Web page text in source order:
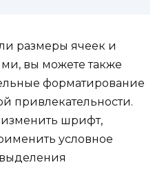
размеры ячеек и
вы можете также
форматирование
привлекательности.
шрифт,
условное